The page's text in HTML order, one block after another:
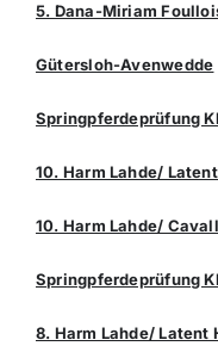
5. Dana-Miriam
Gütersloh-Avenwedde
Springpferdeprüfung
10. Harm Lahde/
10. Harm Lahde/
Springpferdeprüfung
8. Harm Lahde/ Latent